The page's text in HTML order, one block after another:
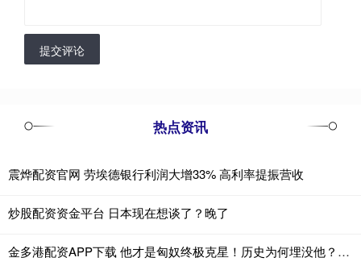
提交评论
热点资讯
震烨配资官网 劳埃德银行利润大增33% 高利率提振营收
炒股配资资金平台 日本现在想谈了？晚了
金多港配资APP下载 他才是匈奴终极克星！历史为何埋没他？功盖卫霍，却被污点拖累